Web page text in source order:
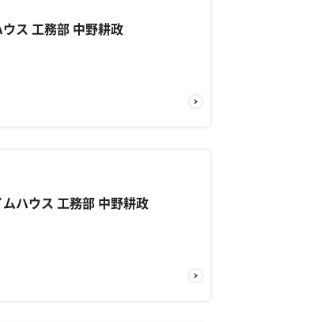
ス 工務部 中野耕政
ハウス 工務部 中野耕政